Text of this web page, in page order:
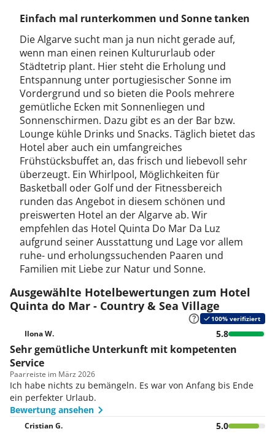
Einfach mal runterkommen und Sonne tanken
Die Algarve sucht man ja nun nicht gerade auf,
wenn man einen reinen Kultururlaub oder
Städtetrip plant. Hier steht die Erholung und
Entspannung unter portugiesischer Sonne im
Vordergrund und so bieten die Pools mehrere
gemütliche Ecken mit Sonnenliegen und
Sonnenschirmen. Dazu gibt es an der Bar bzw.
Lounge kühle Drinks und Snacks. Täglich bietet das
Hotel aber auch ein umfangreiches
Frühstücksbuffet an, das frisch und liebevoll sehr
überzeugt. Ein Whirlpool, Möglichkeiten für
Basketball oder Golf und der Fitnessbereich
runden das Angebot in diesem schönen und
preiswerten Hotel an der Algarve ab. Wir
empfehlen das Hotel Quinta Do Mar Da Luz
aufgrund seiner Ausstattung und Lage vor allem
ruhe- und erholungssuchenden Paaren und
Familien mit Liebe zur Natur und Sonne.
Ausgewählte Hotelbewertungen zum Hotel
Quinta do Mar - Country & Sea Village
100% verifiziert
Ilona W. 5.8
Sehr gemütliche Unterkunft mit kompetenten
Service
Paarreiste im März 2026
Ich habe nichts zu bemängeln. Es war von Anfang bis Ende
ein perfekter Urlaub.
Bewertung ansehen
Cristian G. 5.0